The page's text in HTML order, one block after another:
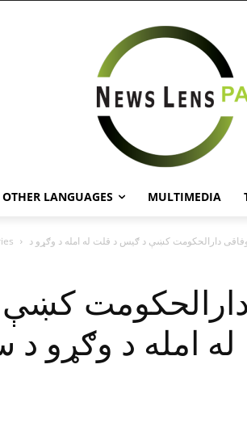
OTHER LANGUAGES MULTIMEDIA
له امله د وګړو د